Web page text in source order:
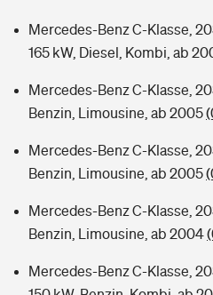
Mercedes-Benz C-Klasse,
165 kW, Diesel, Kombi, ab
Mercedes-Benz C-Klasse,
Benzin, Limousine, ab 2005
Mercedes-Benz C-Klasse,
Benzin, Limousine, ab 2005
Mercedes-Benz C-Klasse,
Benzin, Limousine, ab 2004
Mercedes-Benz C-Klasse,